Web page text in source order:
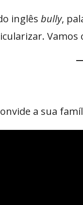
inglês bully,
. Vamos
a sua